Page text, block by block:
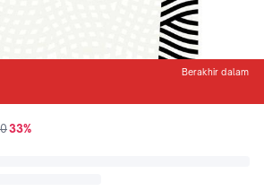
Berakhir dalam
diskon
33%